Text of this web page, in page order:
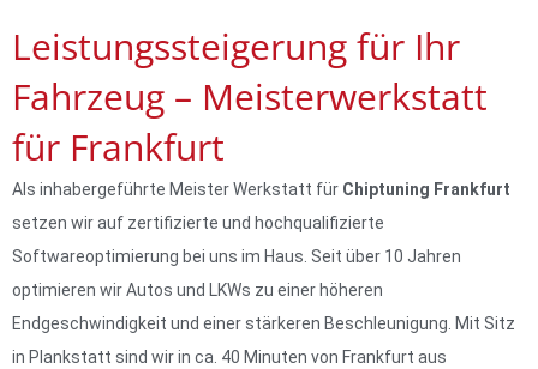
Leistungssteigerung für Ihr
Fahrzeug – Meisterwerkstatt
für Frankfurt
Als inhabergeführte Meister Werkstatt für Chiptuning Frankfurt
setzen wir auf zertifizierte und hochqualifizierte
Softwareoptimierung bei uns im Haus. Seit über 10 Jahren
optimieren wir Autos und LKWs zu einer höheren
Endgeschwindigkeit und einer stärkeren Beschleunigung. Mit Sitz
in Plankstatt sind wir in ca. 40 Minuten von Frankfurt aus